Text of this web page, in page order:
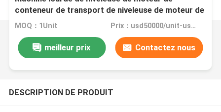
conteneur de transport de niveleuse de moteur de
l'équipement 135HP
MOQ：1Unit Prix：usd50000/unit-usd65000/unit
meilleur prix Contactez nous
DESCRIPTION DE PRODUIT